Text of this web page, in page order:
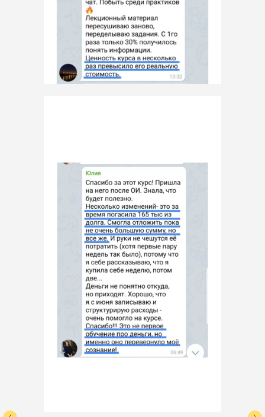
сейчас со скидкой
15 500
Преподаватель, бизнес блогер
За 2 года увеличила ежемесячную
выручку в 19 раз
Более 250% прирост прибыли у
клиентов и учеников
Автор экспертных публикаций в
федеральных СМИ: Газета АиФ,
Журнал Генеральный Директор, РБК
Pro, Лайфхакер, Радио
Комсомольская правда
Спикер крупных конференций
Продажи и Маркетинг 2020, Synergy
Online Forum, Неделя Интернет
«Я тоже когда-то думала, что большие
деньги могут зарабатывать только